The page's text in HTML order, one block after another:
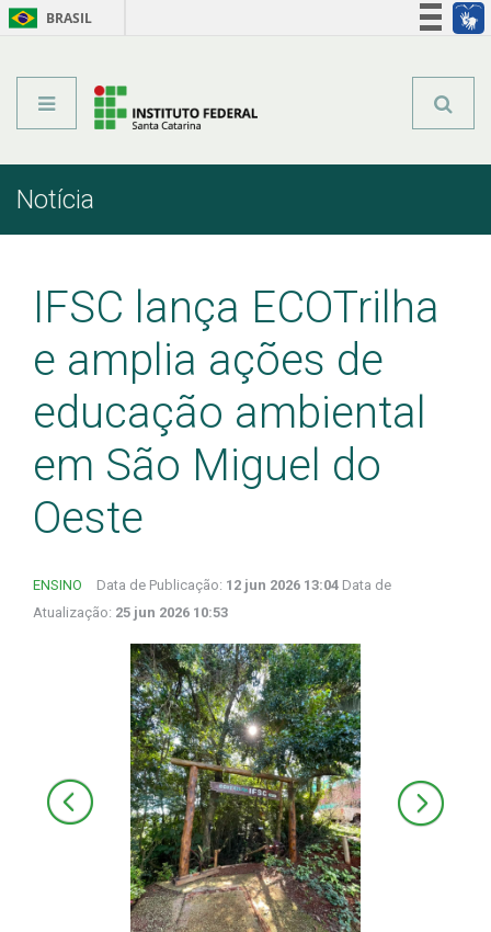
BRASIL
NotíciaInício
IFSC lança ECOTrilha
e amplia ações de
educação ambiental
em São Miguel do
Oeste
ENSINO Data de Publicação: 12 jun 2026 13:04 Data de
Atualização: 25 jun 2026 10:53